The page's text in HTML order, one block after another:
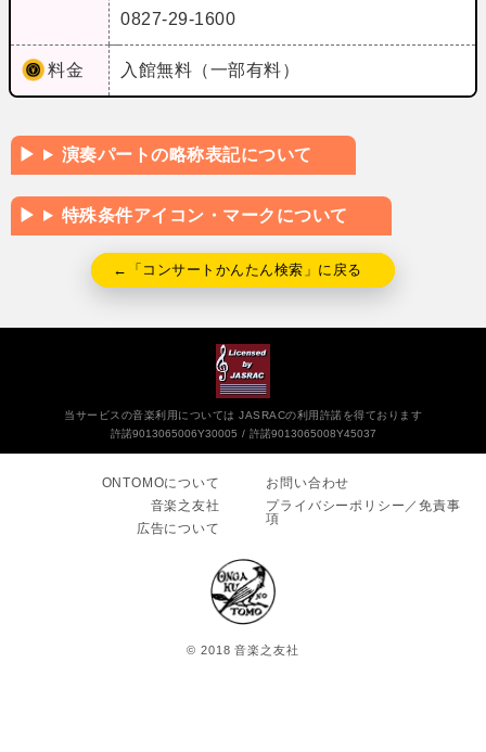
0827-29-1600
料金 入館無料（一部有料）
演奏パートの略称表記について
特殊条件アイコン・マークについて
←「コンサートかんたん検索」に戻る
当サービスの音楽利用については JASRACの利用許諾を得ております
許諾9013065006Y30005
許諾9013065008Y45037
ONTOMOについて
音楽之友社
広告について
お問い合わせ
プライバシーポリシー／免責事
項
© 2018 音楽之友社